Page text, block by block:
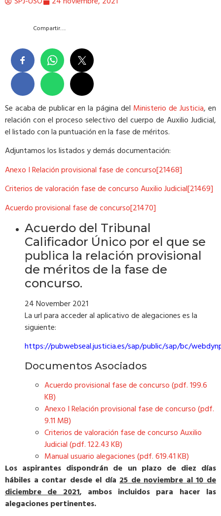
Compartir….
Se acaba de publicar en la página del Ministerio de Justicia, en
relación con el proceso selectivo del cuerpo de Auxilio Judicial,
el listado con la puntuación en la fase de méritos.
Adjuntamos los listados y demás documentación:
Anexo I Relación provisional fase de concurso[21468]
Criterios de valoración fase de concurso Auxilio Judicial[21469]
Acuerdo provisional fase de concurso[21470]
Acuerdo del Tribunal
Calificador Único por el que se
publica la relación provisional
de méritos de la fase de
concurso.
24 November 2021
La url para acceder al aplicativo de alegaciones es la
siguiente:
https://pubwebseal.justicia.es/sap/public/sap/bc/
Documentos Asociados
Acuerdo provisional fase de concurso (pdf. 199.6
KB)
Anexo I Relación provisional fase de concurso (pdf.
9.11 MB)
Criterios de valoración fase de concurso Auxilio
Judicial (pdf. 122.43 KB)
Manual usuario alegaciones (pdf. 619.41 KB)
Los aspirantes dispondrán de un plazo de diez días
hábiles a contar desde el día25 de noviembre al 10 de
diciembre de 2021, ambos incluidos para hacer las
alegaciones pertinentes.